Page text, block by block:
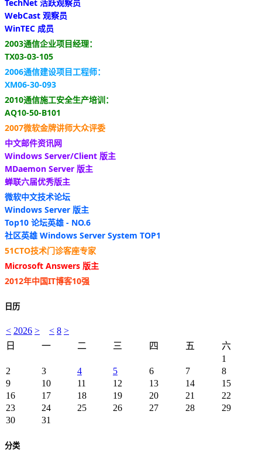
TechNet 活跃观察员
WebCast 观察员
WinTEC 成员
2003通信企业项目经理：
TX03-03-105
2006通信建设项目工程师：
XM06-30-093
2010通信施工安全生产培训：
AQ10-50-B101
2007微软金牌讲师大众评委
中文邮件资讯网
Windows Server/Client 版主
MDaemon Server 版主
蝉联六届优秀版主
微软中文技术论坛
Windows Server 版主
Top10 论坛英雄 - NO.6
社区英雄 Windows Server System TOP1
51CTO技术门诊客座专家
Microsoft Answers 版主
2012年中国IT博客10强
日历
< 2026 > < 8 >
日
一 二 三 四 五
六
1
2
3 4 5 6 7
8
9
10 11 12 13 14
15
16
17 18 19 20 21
22
23
24 25 26 27 28
29
30
31
分类